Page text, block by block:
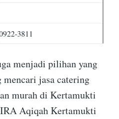
3811
menjadi pilihan yang
jasa catering
murah di Kertamukti
Aqiqah Kertamukti